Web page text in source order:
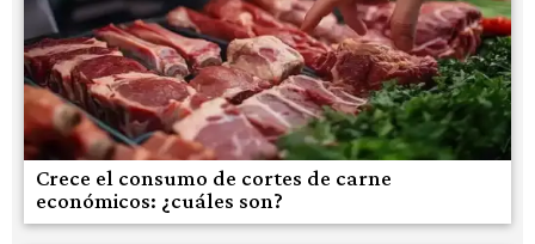
Crece el consumo de cortes de carne
económicos: ¿cuáles son?